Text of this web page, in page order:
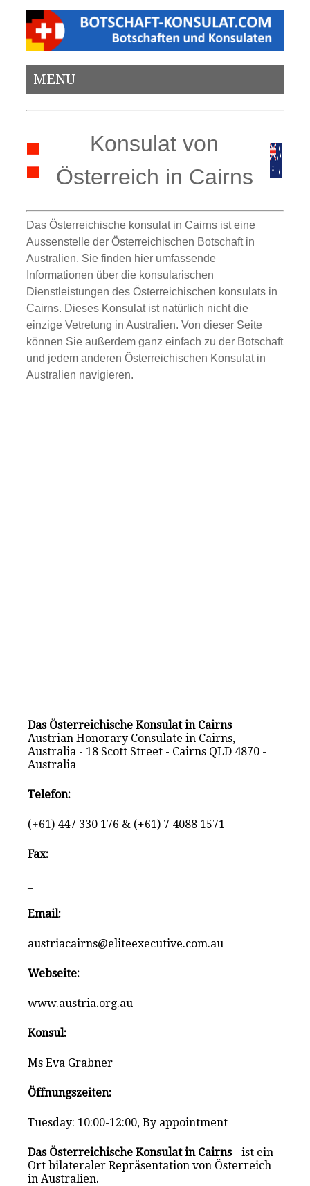
MENU
Konsulat von
Österreich in Cairns
Das Österreichische konsulat in Cairns ist eine
Aussenstelle der Österreichischen Botschaft in
Australien. Sie finden hier umfassende
Informationen über die konsularischen
Dienstleistungen des Österreichischen konsulats in
Cairns. Dieses Konsulat ist natürlich nicht die
einzige Vetretung in Australien. Von dieser Seite
können Sie außerdem ganz einfach zu der Botschaft
und jedem anderen Österreichischen Konsulat in
Australien navigieren.
Das Österreichische Konsulat in Cairns
Austrian Honorary Consulate in Cairns,
Australia - 18 Scott Street - Cairns QLD 4870 -
Australia
Telefon:
(+61) 447 330 176 & (+61) 7 4088 1571
Fax:
Email:
austriacairns@eliteexecutive.com.au
Webseite:
www.austria.org.au
Konsul:
Ms Eva Grabner
Öffnungszeiten:
Tuesday: 10:00-12:00, By appointment
Das Österreichische Konsulat in Cairns- ist ein
Ort bilateraler Repräsentation von Österreich
in Australien.